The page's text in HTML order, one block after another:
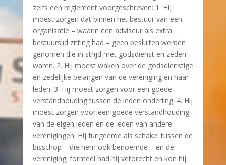
zelfs een reglement voorgeschreven: 1. Hij
moest zorgen dat binnen het bestuur van een
organisatie – waarin een adviseur als extra
bestuurslid zitting had – geen besluiten werden
genomen die in strijd met godsdienst en zeden
waren. 2. Hij moest waken over de godsdienstige
en zedelijke belangen van de vereniging en haar
leden. 3. Hij moest zorgen voor een goede
verstandhouding tussen de leden onderling. 4. Hij
moest zorgen voor een goede verstandhouding
van de eigen leden en de leden van andere
verenigingen. Hij fungeerde als schakel tussen de
bisschop – die hem ook benoemde – en de
vereniging; formeel had hij vetorecht en kon hij